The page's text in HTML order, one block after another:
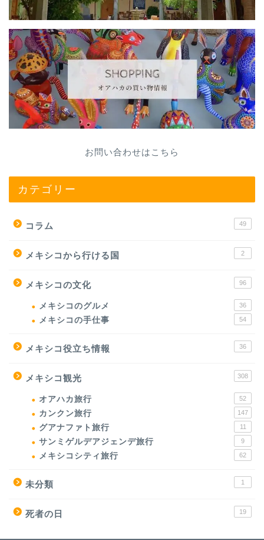
お問い合わせはこちら
カテゴリー
コラム 49
メキシコから行ける国 2
メキシコの文化 96
メキシコのグルメ 36
メキシコの手仕事 54
メキシコ役立ち情報 36
メキシコ観光 308
オアハカ旅行 52
カンクン旅行 147
グアナファト旅行 11
サンミゲルデアジェンデ旅行 9
メキシコシティ旅行 62
未分類 1
死者の日 19